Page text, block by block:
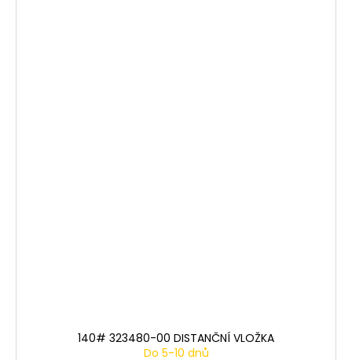
140# 323480-00 DISTANČNÍ VLOŽKA
Do 5-10 dnů